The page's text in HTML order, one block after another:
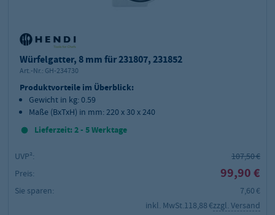
Würfelgatter, 8 mm für 231807, 231852
Art.-Nr.: GH-234730
Produktvorteile im Überblick:
Gewicht in kg: 0.59
Maße (BxTxH) in mm: 220 x 30 x 240
Lieferzeit: 2 - 5 Werktage
UVP²:
107,50 €
Preis:
99,90 €
Sie sparen:
7,60 €
inkl. MwSt.118,88 €zzgl. Versand